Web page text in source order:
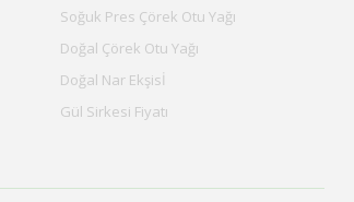
Soğuk Pres Çörek Otu Yağı
Doğal Çörek Otu Yağı
Doğal Nar Ekşisİ
Gül Sirkesi Fiyatı